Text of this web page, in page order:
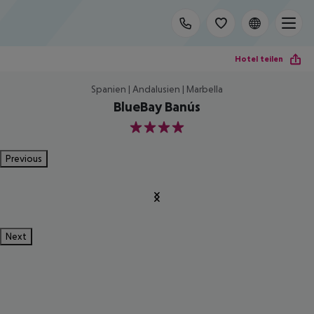
Hotel teilen
Spanien | Andalusien | Marbella
BlueBay Banús
4
Previous
Next